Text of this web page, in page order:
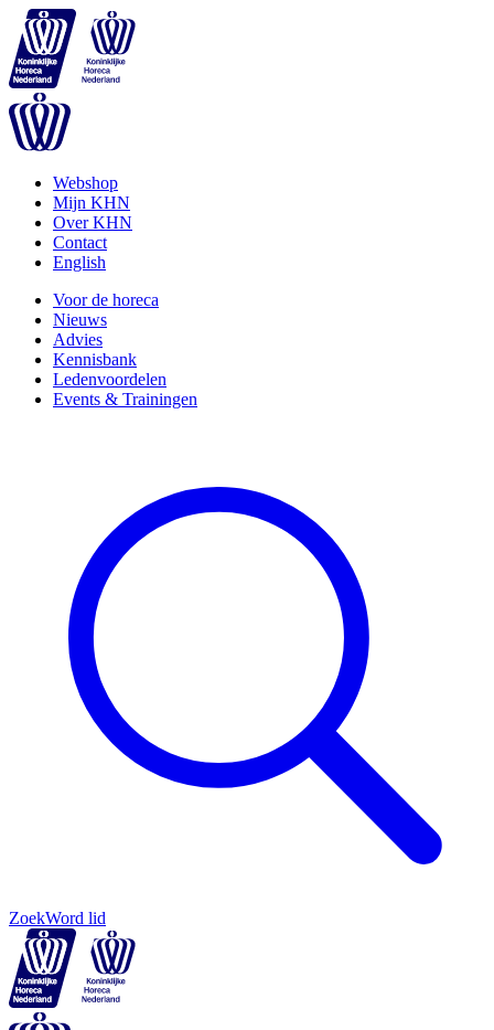
Webshop
Mijn KHN
Over KHN
Contact
English
Voor de horeca
Nieuws
Advies
Kennisbank
Ledenvoordelen
Events & Trainingen
ZoekWord lid